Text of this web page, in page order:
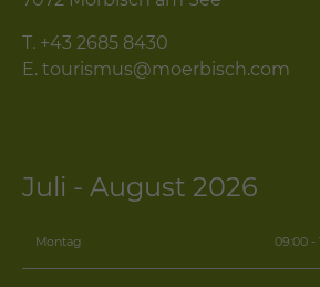
T. +43 2685 8430
E. tourismus@moerbisch.com
Juli - August 2026
Montag 09:00 -